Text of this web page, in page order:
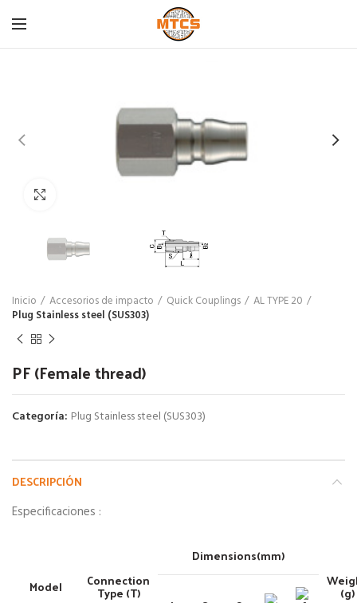
Inicio Accesorios de impacto Quick Couplings
AL TYPE 20
Plug Stainless steel (SUS303)
PF (Female thread)
Categoría: Plug Stainless steel (SUS303)
DESCRIPCIÓN
Especificaciones :
Model Connection
Type (T)
Dimensions(mm)
(g)